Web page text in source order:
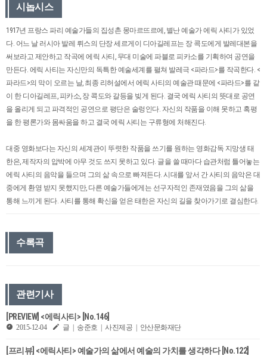
시놉시스
1917년 프랑스 파리 예술가들의 집성촌 몽마르뜨르에, 별난 예술가 에릭 사티가 있었
다. 어느 날 러시아 발레 뤼스의 단장 세르게이 디아길레프는 장 콕도에게 발레대본을
써보라고 제안하고 작곡에 에릭 사티, 무대 미술에 파블로 피카소를 기획하여 공연을
만든다. 에릭 사티는 자신만의 독특한 예술세계를 펼쳐 발레극 <파라드>를 작곡한다. <
파라드>의 막이 오르는 날, 최종 리허설에서 에릭 사티의 예술관 때문에 <파라드>를 같
이 한 디아길레프, 피카소, 장 콕도와 갈등을 빚게 된다. 결국 에릭 사티의 뜻대로 공연
을 올리게 되고 파격적인 공연으로 평단은 술렁인다. 자신의 작품을 이해 못하고 혹평
을 한 평론가와 몸싸움을 하고 결국 에릭 사티는 구류형에 처해진다.
대중 영화보다는 자신의 세계관이 뚜렷한 작품을 쓰기를 원하는 영화감독 지망생 태
한은, 제작자의 압박에 아무 것도 쓰지 못하고 있다. 글을 쓸 때마다 습관처럼 틀어놓는
에릭 사티의 음악을 들으며 그의 삶 속으로 빠져든다. 시대를 앞서 간 사티의 음악은 대
중에게 환영 받지 못했지만, 다른 예술가들에게는 선구자적인 존재였음을 그의 삶을
통해 느끼게 된다. 사티를 통해 확신을 얻은 태한은 자신의 길을 찾아가기로 결심한다.
수록곡
관련기사
[PREVIEW] <에릭사티> [No.146]
2015-12-04 글 | 송준호 | 사진제공 | 안산문화재단
[프리뷰] <에릭사티> 예술가의 삶에서 예술의 가치를 생각하다 [No.122]